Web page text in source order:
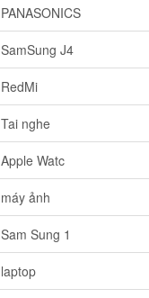
PANASONICS
SamSung J4
RedMi
Tai nghe
Apple Watc
máy ảnh
Sam Sung 1
laptop